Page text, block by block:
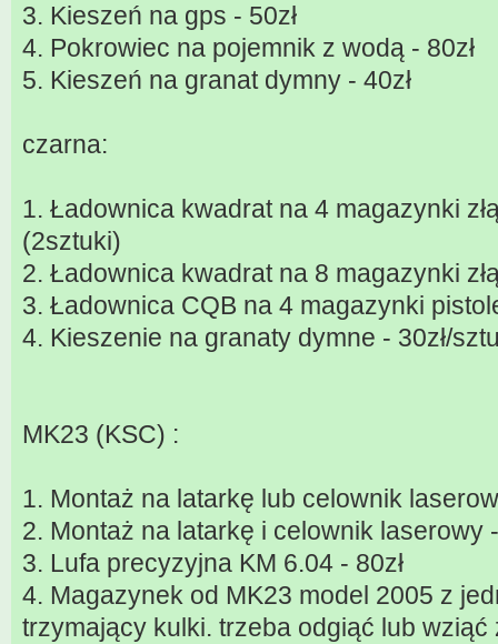
3. Kieszeń na gps - 50zł
4. Pokrowiec na pojemnik z wodą - 80zł
5. Kieszeń na granat dymny - 40zł
czarna:
1. Ładownica kwadrat na 4 magazynki
(2sztuki)
2. Ładownica kwadrat na 8 magazynki
3. Ładownica CQB na 4 magazynki
4. Kieszenie na granaty dymne - 30zł/
MK23 (KSC) :
1. Montaż na latarkę lub celownik
2. Montaż na latarkę i celownik laserowy
3. Lufa precyzyjna KM 6.04 - 80zł
4. Magazynek od MK23 model 2005 z
trzymający kulki. trzeba odgiąć lub